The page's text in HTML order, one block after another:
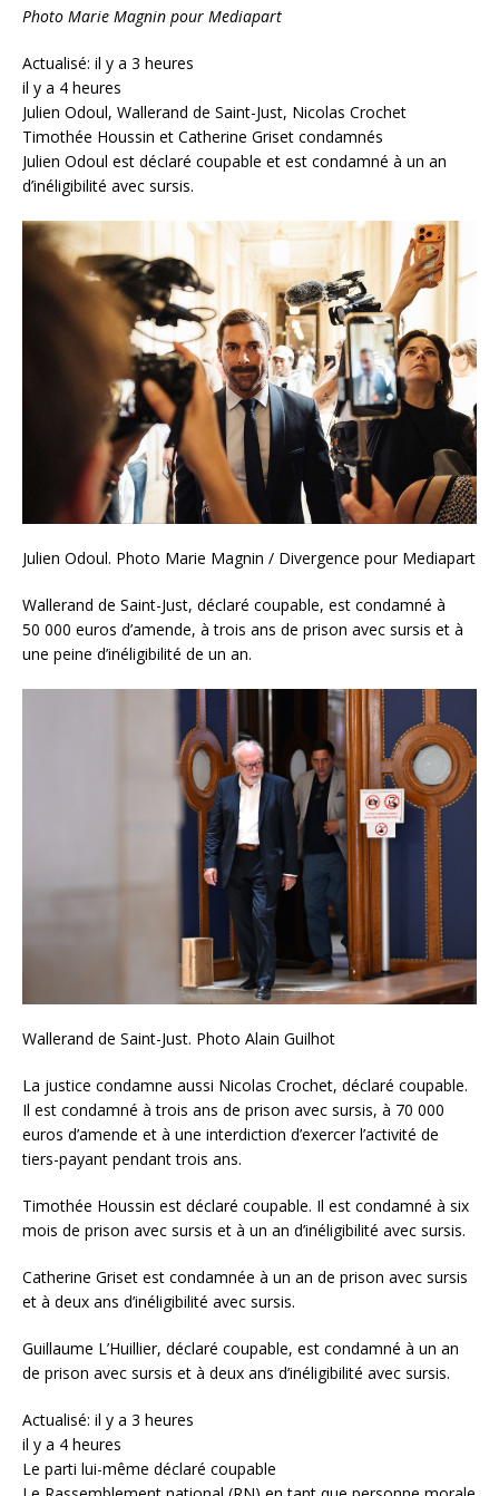
Photo Marie Magnin pour Mediapart
Actualisé: il y a 3 heures
il y a 4 heures
Julien Odoul, Wallerand de Saint-Just, Nicolas Crochet
Timothée Houssin et Catherine Griset condamnés
Julien Odoul est déclaré coupable et est condamné à un an
d’inéligibilité avec sursis.
Julien Odoul. Photo Marie Magnin / Divergence pour Mediapart
Wallerand de Saint-Just, déclaré coupable, est condamné à
50 000 euros d’amende, à trois ans de prison avec sursis et à
une peine d’inéligibilité de un an.
Wallerand de Saint-Just. Photo Alain Guilhot
La justice condamne aussi Nicolas Crochet, déclaré coupable.
Il est condamné à trois ans de prison avec sursis, à 70 000
euros d’amende et à une interdiction d’exercer l’activité de
tiers-payant pendant trois ans.
Timothée Houssin est déclaré coupable. Il est condamné à six
mois de prison avec sursis et à un an d’inéligibilité avec sursis.
Catherine Griset est condamnée à un an de prison avec sursis
et à deux ans d’inéligibilité avec sursis.
Guillaume L’Huillier, déclaré coupable, est condamné à un an
de prison avec sursis et à deux ans d’inéligibilité avec sursis.
Actualisé: il y a 3 heures
il y a 4 heures
Le parti lui-même déclaré coupable